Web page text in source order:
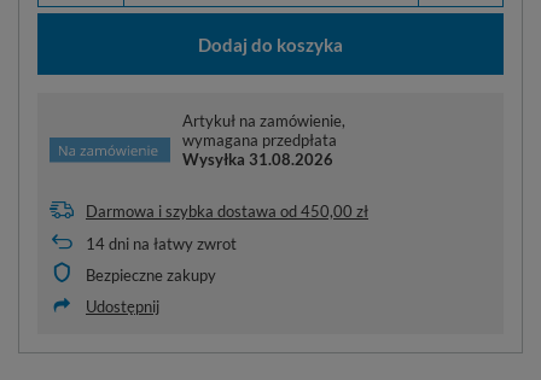
Dodaj do koszyka
Artykuł na zamówienie,
wymagana przedpłata
Wysyłka 31.08.2026
Darmowa i szybka dostawa od450,00 zł
14dni na łatwy zwrot
Bezpieczne zakupy
Udostępnij